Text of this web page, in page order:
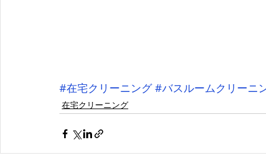
#在宅クリーニング #バスルームクリーニ
在宅クリーニング